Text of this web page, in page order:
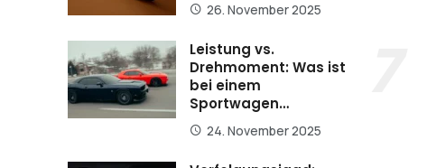
26. November 2025
Leistung vs.
Drehmoment: Was ist
bei einem
Sportwagen…
24. November 2025